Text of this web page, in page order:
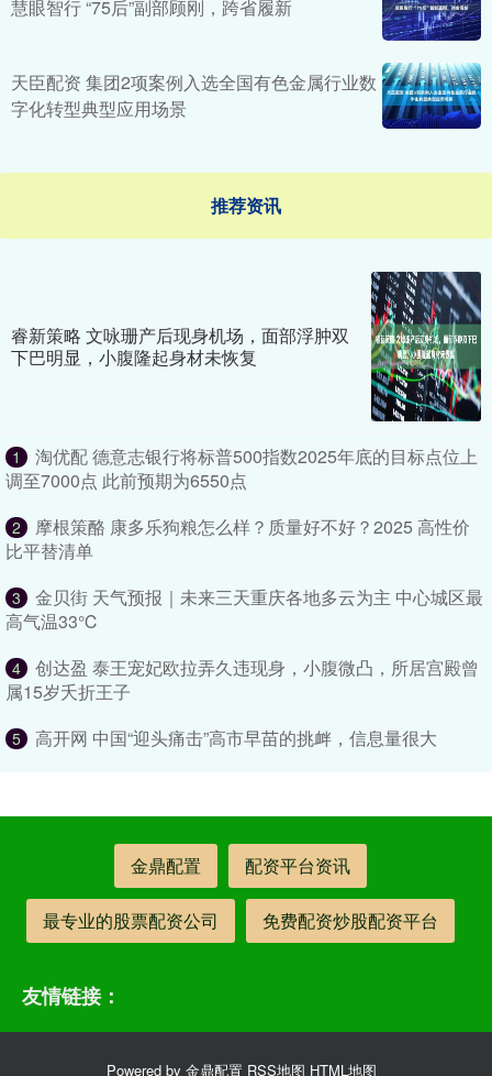
慧眼智行 “75后”副部顾刚，跨省履新
天臣配资 集团2项案例入选全国有色金属行业数
字化转型典型应用场景
推荐资讯
睿新策略 文咏珊产后现身机场，面部浮肿双
下巴明显，小腹隆起身材未恢复
1
淘优配 德意志银行将标普500指数2025年底的目标点位上
调至7000点 此前预期为6550点
2
摩根策酪 康多乐狗粮怎么样？质量好不好？2025 高性价
比平替清单
3
金贝街 天气预报｜未来三天重庆各地多云为主 中心城区最
高气温33℃
4
创达盈 泰王宠妃欧拉弄久违现身，小腹微凸，所居宫殿曾
属15岁夭折王子
5 高开网 中国“迎头痛击”高市早苗的挑衅，信息量很大
金鼎配置 配资平台资讯
最专业的股票配资公司 免费配资炒股配资平台
友情链接：
Powered by 金鼎配置 RSS地图 HTML地图